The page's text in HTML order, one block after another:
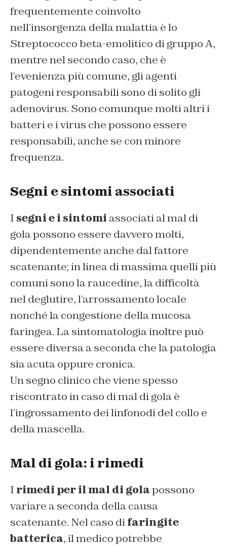
frequentemente coinvolto
nell’insorgenza della malattia è lo
Streptococco beta-emolitico di gruppo A,
mentre nel secondo caso, che è
l’evenienza più comune, gli agenti
patogeni responsabili sono di solito gli
adenovirus. Sono comunque molti altri i
batteri e i virus che possono essere
responsabili, anche se con minore
frequenza.
Segni e sintomi associati
I segni e i sintomi associati al mal di
gola possono essere davvero molti,
dipendentemente anche dal fattore
scatenante; in linea di massima quelli più
comuni sono la raucedine, la difficoltà
nel deglutire, l’arrossamento locale
nonché la congestione della mucosa
faringea. La sintomatologia inoltre può
essere diversa a seconda che la patologia
sia acuta oppure cronica.
Un segno clinico che viene spesso
riscontrato in caso di mal di gola è
l’ingrossamento dei linfonodi del collo e
della mascella.
Mal di gola: i rimedi
I rimedi per il mal di golapossono
variare a seconda della causa
scatenante. Nel caso difaringite
batterica, il medico potrebbe